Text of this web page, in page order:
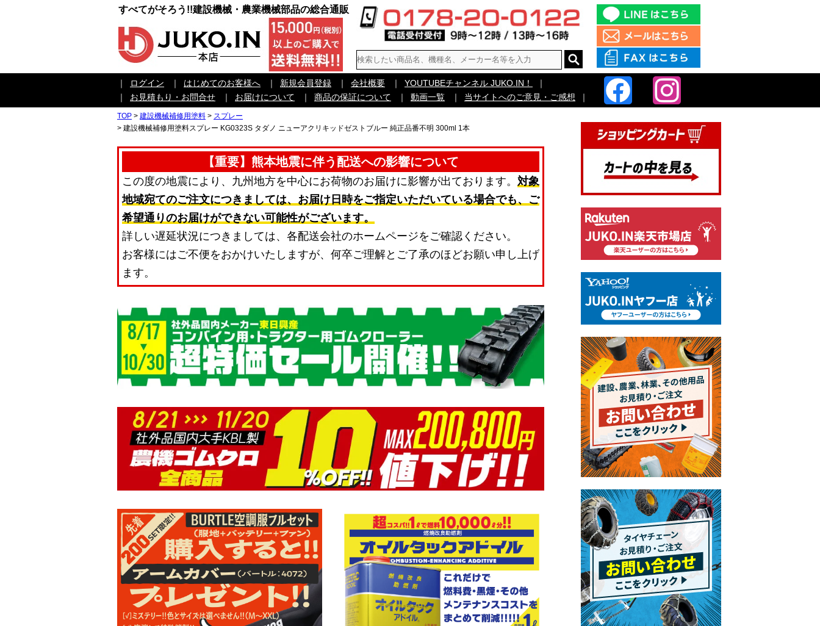
すべてがそろう!!建設機械・農業機械部品の総合通販
｜ ログイン ｜ はじめてのお客様へ ｜ 新規会員登録 ｜ 会社概要 ｜ YOUTUBEチャンネル JUKO.IN！
｜
｜
お見積もり・お問合せ ｜ お届けについて ｜ 商品の保証について ｜ 動画一覧 ｜ 当サイトへのご意見・ご感想 ｜
TOP > 建設機械補修用塗料 > スプレー
> 建設機械補修用塗料スプレー KG0323S タダノ ニューアクリキッドゼストブルー 純正品番不明 300ml 1本
【重要】熊本地震に伴う配送への影響について
この度の地震により、九州地方を中心にお荷物のお届けに影響が出ております。 対象
地域宛てのご注文につきましては、お届け日時をご指定いただいている場合でも、ご
希望通りのお届けができない可能性がございます。
詳しい遅延状況につきましては、各配送会社のホームページをご確認ください。
お客様にはご不便をおかけいたしますが、何卒ご理解とご了承のほどお願い申し上げ
ます。